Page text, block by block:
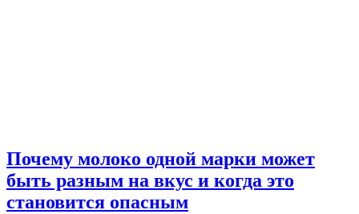
Почему молоко одной марки может
быть разным на вкус и когда это
становится опасным